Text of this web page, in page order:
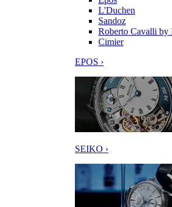
L'Duchen
Sandoz
Roberto Cavalli by
Cimier
EPOS ›
SEIKO ›